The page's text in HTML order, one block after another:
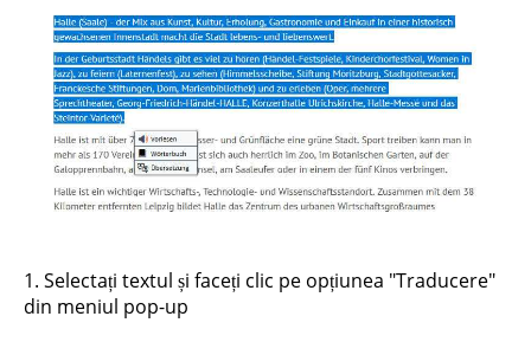
1. Selectați textul și faceți clic pe opțiunea "Traducere"
din meniul pop-up